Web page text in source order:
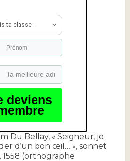
ta classe :
deviens
Du Bellay, « Seigneur, je
d’un bon œil… », sonnet
, 1558 (orthographe